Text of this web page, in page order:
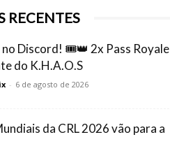
RECENTES
Discord! 🎟️👑 2x Pass Royale
do K.H.A.O.S
- 6 de agosto de 2026
da CRL 2026 vão para a